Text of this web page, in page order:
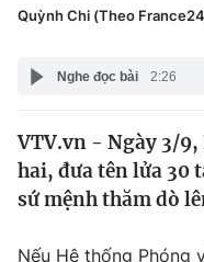
Pháp luật
Y tế
Thế giới
Tin tức
Kinh tế
Công nghệ
Quỳnh Chi (Theo
Nghe đọc bài 2:26
VTV.vn - Ngày 3/9,
hai, đưa tên lửa 30
sứ mệnh thăm dò
Nếu Hệ thống Phóng